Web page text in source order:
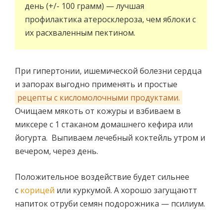
день (+/- 100 грамм) — лучшая
профилактика атеросклероза, чем яблоки с
их расхваленным пектином.
При гипертонии, ишемической болезни сердца
и запорах выгодно применять и простые
рецепты с кисломолочными продуктами.
Очищаем мякоть от кожуры и взбиваем в
миксере с 1 стаканом домашнего кефира или
йогурта. Выпиваем лечебный коктейль утром и
вечером, через день.
Положительное воздействие будет сильнее
с корицей или куркумой. А хорошо загущаютт
напиток отруби семян подорожника — псилиум.